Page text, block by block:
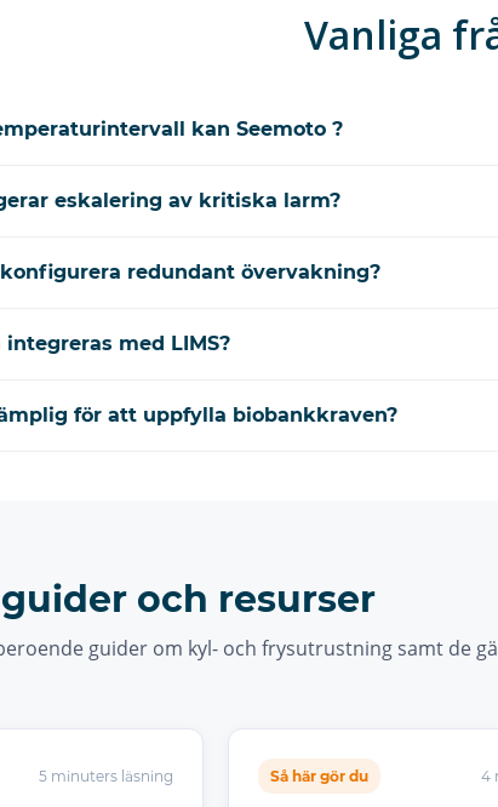
Vanliga
kan Seemoto ?
eskalering av kritiska larm?
redundant övervakning?
integreras med LIMS?
för att uppfylla biobankkraven?
och resurser
guider om kyl- och frysutrustning samt de
5 minuters läsning Så här gör du 4